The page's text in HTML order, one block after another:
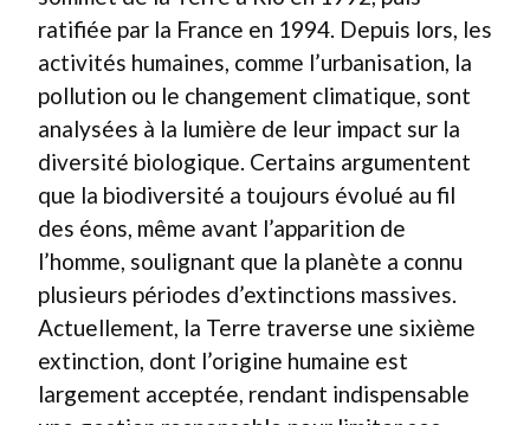
ratifiée par la France en 1994. Depuis lors, les
activités humaines, comme l’urbanisation, la
pollution ou le changement climatique, sont
analysées à la lumière de leur impact sur la
diversité biologique. Certains argumentent
que la biodiversité a toujours évolué au fil
des éons, même avant l’apparition de
l’homme, soulignant que la planète a connu
plusieurs périodes d’extinctions massives.
Actuellement, la Terre traverse une sixième
extinction, dont l’origine humaine est
largement acceptée, rendant indispensable